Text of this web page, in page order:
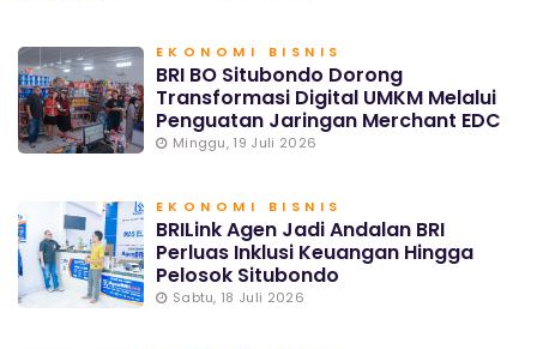
EKONOMI BISNIS
BRI BO Situbondo Dorong
Transformasi Digital UMKM Melalui
Penguatan Jaringan Merchant EDC
Minggu, 19 Juli 2026
EKONOMI BISNIS
BRILink Agen Jadi Andalan BRI
Perluas Inklusi Keuangan Hingga
Pelosok Situbondo
Sabtu, 18 Juli 2026